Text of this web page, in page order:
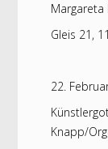
Margareta
Gleis 21,
22.
Knapp/